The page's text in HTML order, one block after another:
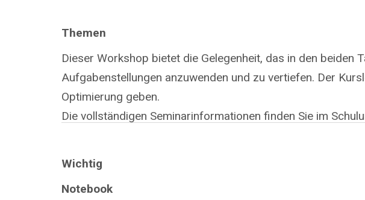
Themen
Dieser Workshop bietet die Gelegenheit, das in den beiden
Aufgabenstellungen anzuwenden und zu vertiefen. Der
Optimierung geben.
Die vollständigen Seminarinformationen finden Sie im
Wichtig
Notebook